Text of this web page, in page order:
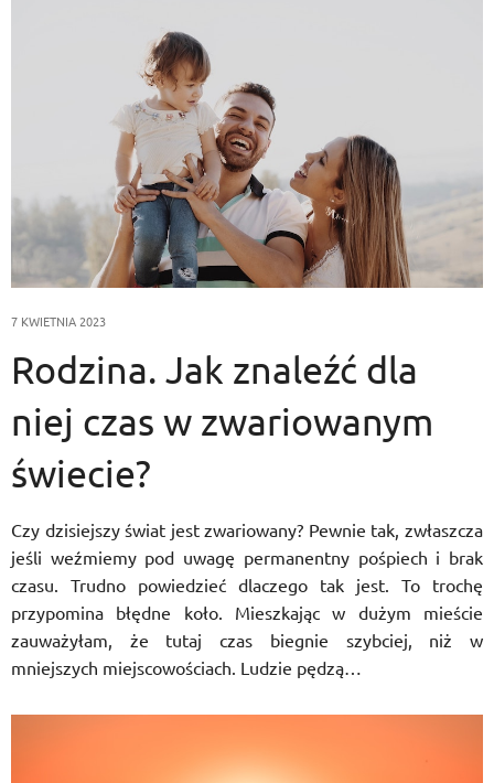
7 KWIETNIA 2023
Rodzina. Jak znaleźć dla
niej czas w zwariowanym
świecie?
Czy dzisiejszy świat jest zwariowany? Pewnie tak, zwłaszcza
jeśli weźmiemy pod uwagę permanentny pośpiech i brak
czasu. Trudno powiedzieć dlaczego tak jest. To trochę
przypomina błędne koło. Mieszkając w dużym mieście
zauważyłam, że tutaj czas biegnie szybciej, niż w
mniejszych miejscowościach. Ludzie pędzą…